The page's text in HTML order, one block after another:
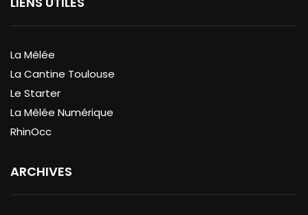
La Mêlée
La Cantine Toulouse
Le Starter
La Mêlée Numérique
RhinOcc
ARCHIVES